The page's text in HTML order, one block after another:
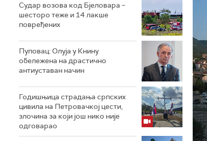
Судар возова код Бјеловара –
шесторо теже и 14 лакше
повређених
Пуповац: Олуја у Книну
обележена на драстично
антиуставан начин
Годишњица страдања српских
цивила на Петровачкој цести,
злочина за који још нико није
одговарао